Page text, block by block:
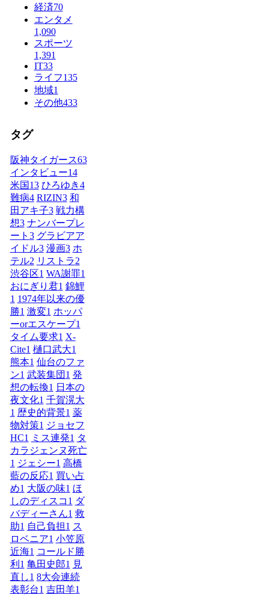
経済70
エンタメ
1,090
スポーツ
1,391
IT33
ライフ135
地域1
その他433
タグ
阪神タイガース63
インタビュー14
米国13 ひろゆき4
難病4 RIZIN3 和
田アキ子3 戦力構
想3 ナンバープレ
ート 3 グラビアア
イドル3 漫画3 ホ
テル2 リストラ2
渋谷区1 WA謝罪1
おにぎり君1 錦鯉
1 1974年以来の優
勝1 激変1 ホッパ
ーorエスケープ1
タイム要求1 X-
Cite1 樋口武大1
熊本1 仙台のファ
ン1 武装集団 1 発
想の転換1 日本の
夜文化1 千賀滉大
1 歴史的背景1 薬
物対策1 ジョセフ
HC1 ミス連発1 タ
カラジェンヌ死亡
1 ジェシー1 高橋
藍の反応1 買い占
め1 大阪の味1 ほ
しのディスコ 1 ダ
バディーさん1 救
助1 自己負担1 ス
ロベニア1 小笠原
近海1 コールド勝
利 1 亀田史郎1 見
直し1 8大会連続
表彰台1 吉田羊1